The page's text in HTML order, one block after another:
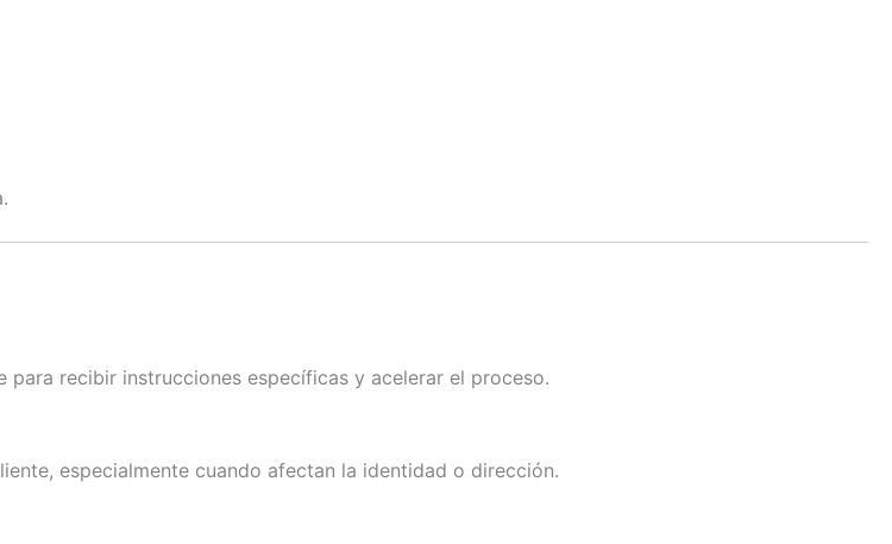
recibir instrucciones específicas y acelerar el proceso.
especialmente cuando afectan la identidad o dirección.